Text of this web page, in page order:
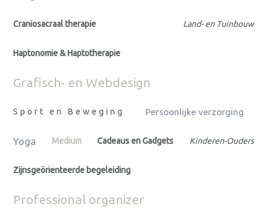
Craniosacraal therapie Land- en Tuinbouw
Haptonomie & Haptotherapie
Grafisch- en Webdesign
Sport en Beweging Persoonlijke verzorging
Yoga Medium Cadeaus en Gadgets Kinderen-Ouders
Zijnsgeörienteerde begeleiding
Professional organizer